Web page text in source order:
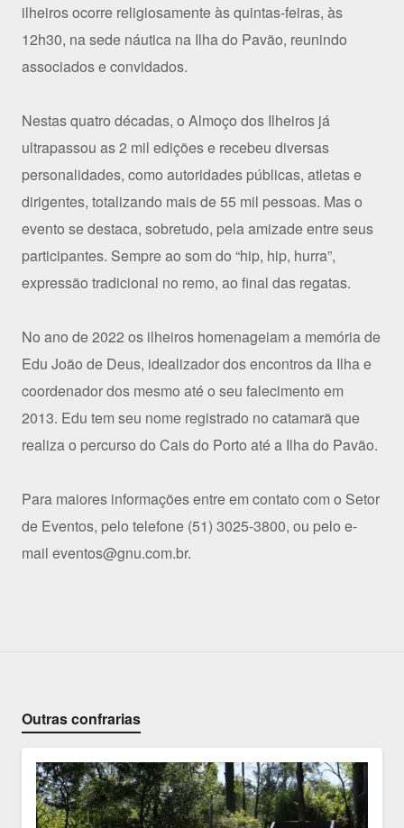
ilheiros ocorre religiosamente às quintas-feiras, às
12h30, na sede náutica na Ilha do Pavão, reunindo
associados e convidados.
Nestas quatro décadas, o Almoço dos Ilheiros já
ultrapassou as 2 mil edições e recebeu diversas
personalidades, como autoridades públicas, atletas e
dirigentes, totalizando mais de 55 mil pessoas. Mas o
evento se destaca, sobretudo, pela amizade entre seus
participantes. Sempre ao som do “hip, hip, hurra”,
expressão tradicional no remo, ao final das regatas.
No ano de 2022 os ilheiros homenageiam a memória de
Edu João de Deus, idealizador dos encontros da Ilha e
coordenador dos mesmo até o seu falecimento em
2013. Edu tem seu nome registrado no catamarã que
realiza o percurso do Cais do Porto até a Ilha do Pavão.
Para maiores informações entre em contato com o Setor
de Eventos, pelo telefone (51) 3025-3800, ou pelo e-
mail eventos@gnu.com.br.
Outras confrarias